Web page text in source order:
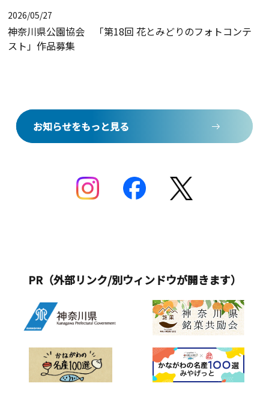
お知らせをもっと見る
2026/05/27
神奈川県公園協会 「第18回 花とみどりのフォトコンテ
スト」作品募集
お知らせをもっと見る
PR（外部リンク/別ウィンドウが開きます）